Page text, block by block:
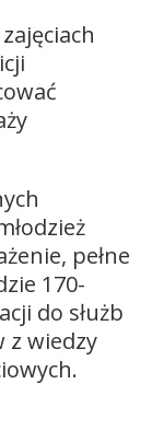
pełne
170-
do służb
z wiedzy